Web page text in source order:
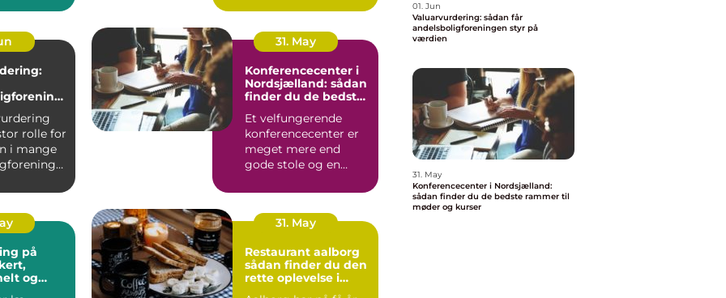
rolle for
i mange
31. May
Konferencecenter i
Nordsjælland: sådan
finder du de bedste
kurser
Et velfungerende
konferencecenter er
meget mere end
gode stole og en
steder i N...
på
og
31. May
Restaurant aalborg
sådan finder du den
rette oplevelse i
01. Jun
Valuarvurdering: sådan får
andelsboligforeningen styr på
værdien
31. May
Konferencecenter i Nordsjælland:
sådan finder du de bedste rammer til
møder og kurser